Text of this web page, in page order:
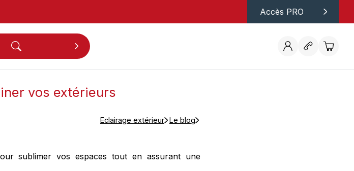
Accès PRO
vos extérieurs
Eclairage extérieur Le blog
sublimer vos espaces tout en assurant une